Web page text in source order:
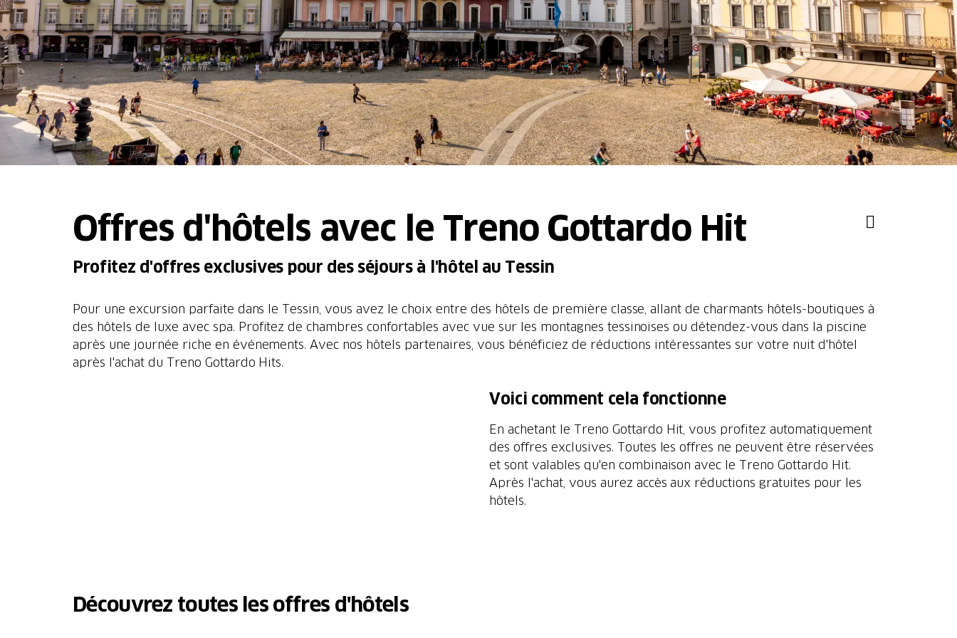
Offres d'hôtels avec le Treno Gottardo Hit
Profitez d'offres exclusives pour des séjours à l'hôtel au Tessin
Pour une excursion parfaite dans le Tessin, vous avez le choix entre des hôtels de première classe, allant de charmants hôtels-boutiques à
des hôtels de luxe avec spa. Profitez de chambres confortables avec vue sur les montagnes tessinoises ou détendez-vous dans la piscine
après une journée riche en événements. Avec nos hôtels partenaires, vous bénéficiez de réductions intéressantes sur votre nuit d'hôtel
après l'achat du Treno Gottardo Hits.
Voici comment cela fonctionne
En achetant le Treno Gottardo Hit, vous profitez automatiquement
des offres exclusives. Toutes les offres ne peuvent être réservées
et sont valables qu'en combinaison avec le Treno Gottardo Hit.
Après l'achat, vous aurez accès aux réductions gratuites pour les
hôtels.
Découvrez toutes les offres d'hôtels